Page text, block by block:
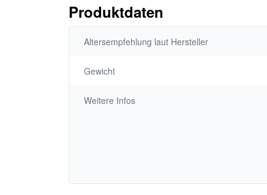
Produktdaten
Altersempfehlung laut Hersteller
Gewicht
Weitere Infos